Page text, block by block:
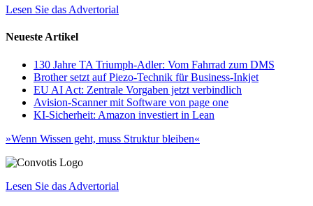
Lesen Sie das Advertorial
Neueste Artikel
130 Jahre TA Triumph-Adler: Vom Fahrrad zum DMS
Brother setzt auf Piezo-Technik für Business-Inkjet
EU AI Act: Zentrale Vorgaben jetzt verbindlich
Avision-Scanner mit Software von page one
KI-Sicherheit: Amazon investiert in Lean
»Wenn Wissen geht, muss Struktur bleiben«
Lesen Sie das Advertorial